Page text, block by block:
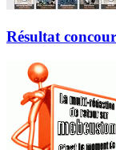
Résultat